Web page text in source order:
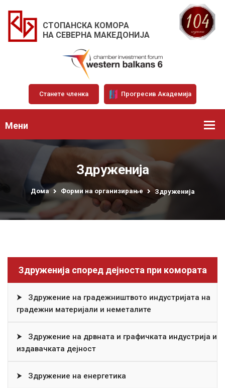
СТОПАНСКА КОМОРА
НА СЕВЕРНА МАКЕДОНИЈА
Станете членка Прогресив Академија
Мени
Здруженија
Дома Форми на организирање Здруженија
Здруженија според дејноста при комората
⮞
Здружение на градежништвото индустријата на
градежни материјали и неметалите
⮞
Здружение на дрвната и графичката индустрија и
издавачката дејност
⮞ Здружение на енергетика